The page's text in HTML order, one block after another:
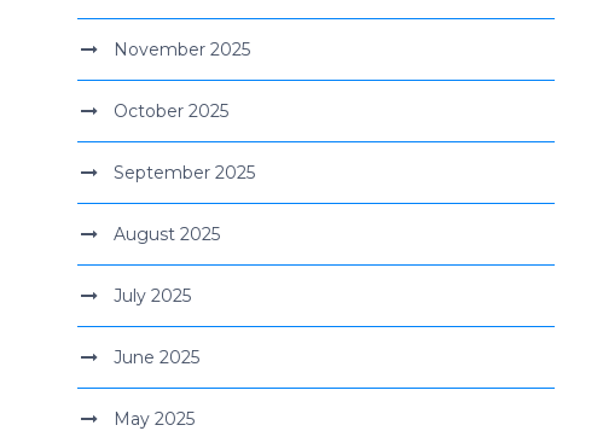
November 2025
October 2025
September 2025
August 2025
July 2025
June 2025
May 2025